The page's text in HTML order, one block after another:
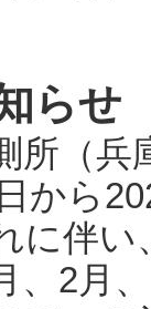
らせ
所（
から
に伴い
、2月